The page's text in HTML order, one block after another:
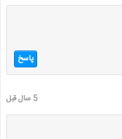
پاسخ
5 سال قبل